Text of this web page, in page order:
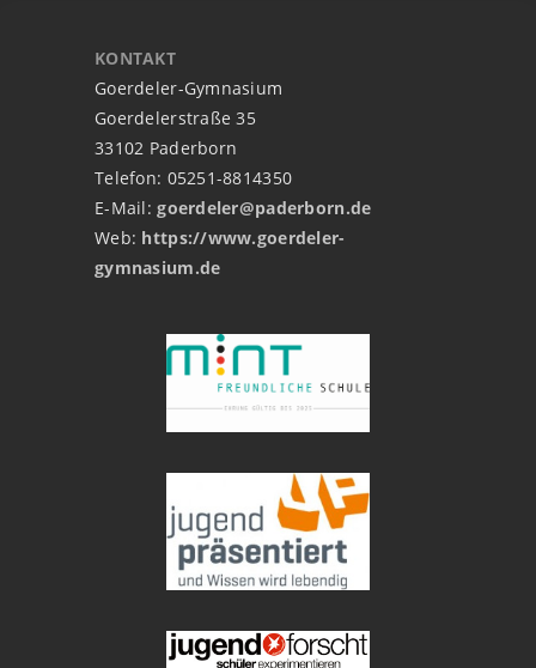
KONTAKT
Goerdeler-Gymnasium
Goerdelerstraße 35
33102 Paderborn
Telefon: 05251-8814350
E-Mail:goerdeler@paderborn.de
Web: https://www.goerdeler-
gymnasium.de